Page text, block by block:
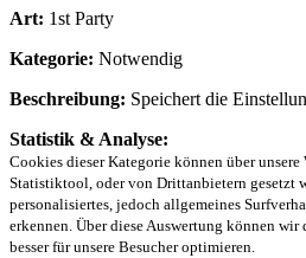
Art: 1st Party
Kategorie: Notwendig
Beschreibung: Speichert die
Statistik & Analyse:
Cookies dieser Kategorie können über unsere
Statistiktool, oder von Drittanbietern gesetzt
personalisiertes, jedoch allgemeines
erkennen. Über diese Auswertung können wir
besser für unsere Besucher optimieren.